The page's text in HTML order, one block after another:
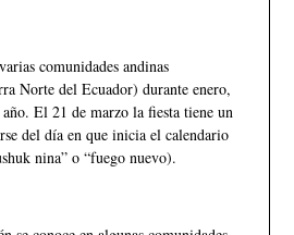
comunidades andinas
Norte del Ecuador) durante enero,
El 21 de marzo la fiesta tiene un
del día en que inicia el calendario
nina” o “fuego nuevo).